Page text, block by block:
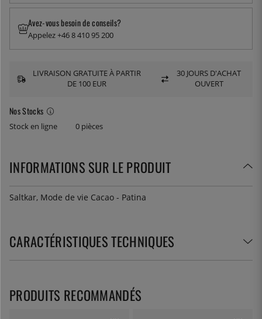
Nos Stocks
Stock en ligne 0 pièces
Avez-vous besoin de conseils?
Appelez +46 8 410 95 200
LIVRAISON GRATUITE À PARTIR
DE 100 EUR
30 JOURS D'ACHAT
OUVERT
INFORMATIONS SUR LE PRODUIT
Saltkar, Mode de vie Cacao - Patina
CARACTÉRISTIQUES TECHNIQUES
PRODUITS RECOMMANDÉS